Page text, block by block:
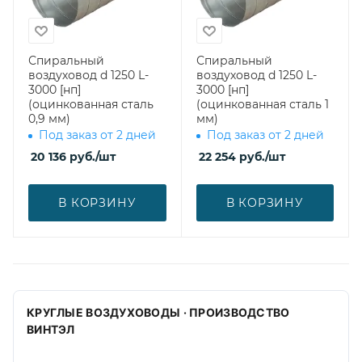
Спиральный
воздуховод d 1250 L-
3000 [нп]
(оцинкованная сталь
0,9 мм)
Под заказ от 2 дней
20 136 руб./шт
В КОРЗИНУ
Спиральный
воздуховод d 1250 L-
3000 [нп]
(оцинкованная сталь 1
мм)
Под заказ от 2 дней
22 254руб./шт
В КОРЗИНУ
КРУГЛЫЕ ВОЗДУХОВОДЫ · ПРОИЗВОДСТВО
ВИНТЭЛ